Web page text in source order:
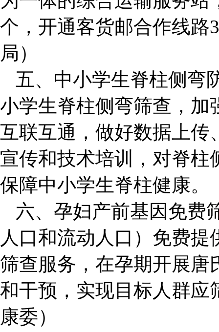
个，开通客货邮合作线路
局）
五、中小学生脊柱侧弯
小学生脊柱侧弯筛查，加
互联互通，做好数据上传
宣传和技术培训，对脊柱
保障中小学生脊柱健康。
六、孕妇产前基因免费
人口和流动人口）免费
筛查服务，在孕期开展唐
和干预，实现目标人群应
康委）